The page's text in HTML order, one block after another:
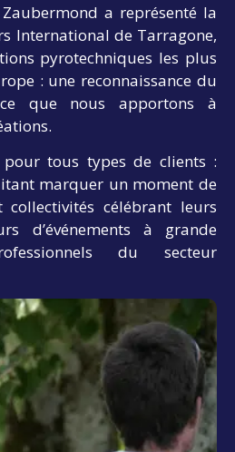
a représenté la
International de Tarragone,
pyrotechniques les plus
: une reconnaissance du
que nous apportons à
pour tous types de clients :
marquer un moment de
collectivités célébrant leurs
d’événements à grande
du secteur